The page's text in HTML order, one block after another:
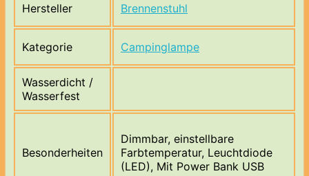
Hersteller Brennenstuhl
Kategorie Campinglampe
Wasserdicht /
Wasserfest
Besonderheiten
Dimmbar, einstellbare
Farbtemperatur, Leuchtdiode
(LED), Mit Power Bank USB